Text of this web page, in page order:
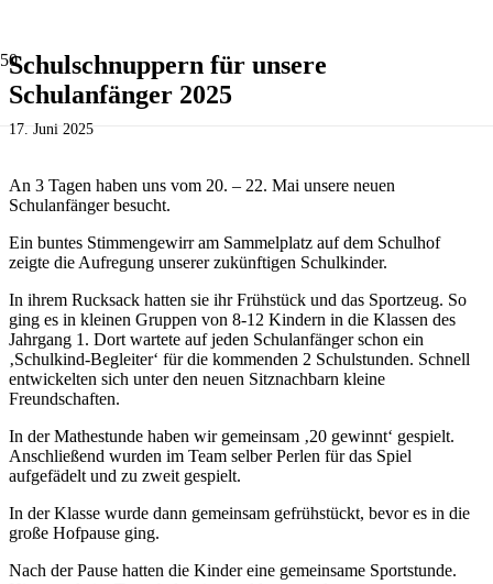
Schulschnuppern für unsere
Schulanfänger 2025
17. Juni 2025
An 3 Tagen haben uns vom 20. – 22. Mai unsere neuen
Schulanfänger besucht.
Ein buntes Stimmengewirr am Sammelplatz auf dem Schulhof
zeigte die Aufregung unserer zukünftigen Schulkinder.
In ihrem Rucksack hatten sie ihr Frühstück und das Sportzeug. So
ging es in kleinen Gruppen von 8-12 Kindern in die Klassen des
Jahrgang 1. Dort wartete auf jeden Schulanfänger schon ein
‚Schulkind-Begleiter‘ für die kommenden 2 Schulstunden. Schnell
entwickelten sich unter den neuen Sitznachbarn kleine
Freundschaften.
In der Mathestunde haben wir gemeinsam ‚20 gewinnt‘ gespielt.
Anschließend wurden im Team selber Perlen für das Spiel
aufgefädelt und zu zweit gespielt.
In der Klasse wurde dann gemeinsam gefrühstückt, bevor es in die
große Hofpause ging.
Nach der Pause hatten die Kinder eine gemeinsame Sportstunde.